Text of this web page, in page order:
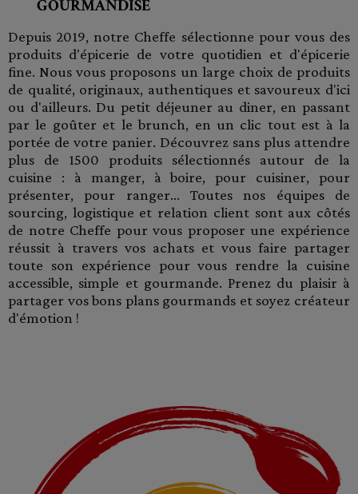
GOURMANDISE
Depuis 2019, notre Cheffe sélectionne pour vous des
produits d'épicerie de votre quotidien et d'épicerie
fine. Nous vous proposons un large choix de produits
de qualité, originaux, authentiques et savoureux d'ici
ou d'ailleurs. Du petit déjeuner au diner, en passant
par le goûter et le brunch, en un clic tout est à la
portée de votre panier. Découvrez sans plus attendre
plus de 1500 produits sélectionnés autour de la
cuisine : à manger, à boire, pour cuisiner, pour
présenter, pour ranger... Toutes nos équipes de
sourcing, logistique et relation client sont aux côtés
de notre Cheffe pour vous proposer une expérience
réussit à travers vos achats et vous faire partager
toute son expérience pour vous rendre la cuisine
accessible, simple et gourmande. Prenez du plaisir à
partager vos bons plans gourmands et soyez créateur
d'émotion !